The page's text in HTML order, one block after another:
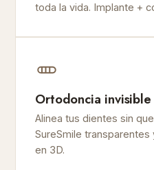
toda la vida. Implante +
Ortodoncia invisible
Alinea tus dientes sin
SureSmile
en 3D.